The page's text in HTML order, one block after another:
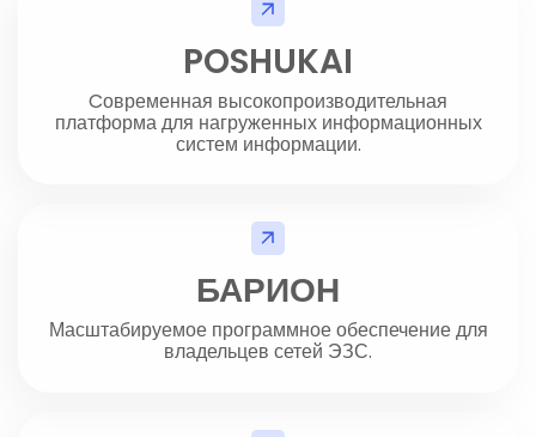
POSHUKAI
Cовременная высокопроизводительная
платформа для нагруженных информационных
систем информации.
БАРИОН
Масштабируемое программное обеспечение для
владельцев сетей ЭЗС.